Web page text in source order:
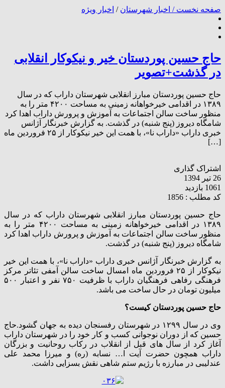
صفحه نخست / اخبار شهرستان / اخبار ویژه
حاج حسین پوردستان خیر و نیکوکار انقلابی
در گذشت+تصویر
حاج حسین پوردستان مبارز انقلابی شهرستان داراب که در سال
۱۳۸۹ در اقدامی خیرخواهانه زمینی به مساحت ۴۲۰۰ متر را به
منظور ساخت سالن اجتماعات به آموزش و پرورش داراب اهدا کرد
شامگاه دیروز (پنج شنبه) در گذشت. به گزارش خبرنگار آژانس
خبری داراب «داراب نا»، با همت این خیر نیکوکار از ۲۵ فروردین ماه
[…]
اشتراک گذاری
26 تیر 1394
1061 بازدید
کد مطلب : 1856
حاج حسین پوردستان مبارز انقلابی شهرستان داراب که در سال
۱۳۸۹ در اقدامی خیرخواهانه زمینی به مساحت ۴۲۰۰ متر را به
منظور ساخت سالن اجتماعات به آموزش و پرورش داراب اهدا کرد
شامگاه دیروز (پنج شنبه) در گذشت.
به گزارش خبرنگار آژانس خبری داراب «داراب نا»، با همت این خیر
نیکوکار از ۲۵ فروردین ماه امسال ساخت سالن آمفی تئاتر مرکز
فرهنگی رفاهی فرهنگیان داراب با ظرفیت ۷۵۰ نفر و اعتبار ۵۰۰
میلیون تومان در حال ساخت می باشد.
حاج حسین پوردستان کیست؟
وی در سال ۱۲۹۹ در شهرستان رفسنجان دیده به جهان گشود.حاج
حسین که از دوران نوجوانی کسب و کار خود را در شهرستان داراب
آغاز کرد از سال های قبل از انقلاب در رکاب روحانیت و بزرگان
داراب همچون حضرت آیت ا… نسابه (ره) و میرزا محمد علی
عندلیبی در مبارزه با رژیم ستم شاهی نقش بسزایی داشت.